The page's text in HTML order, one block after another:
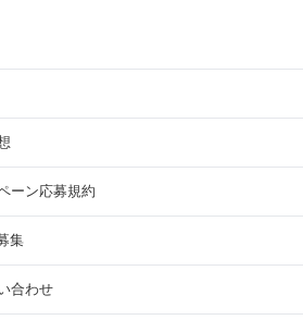
ーン応募規約
集
合わせ